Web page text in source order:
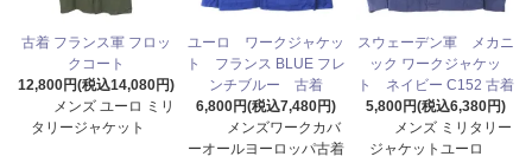
古着 フランス軍 フロッ
クコート
12,800円(税込14,080円)
メンズ ユーロ ミリ
タリージャケット
ユーロ ワークジャケッ
ト フランス BLUE フレ
ンチブルー 古着
6,800円(税込7,480円)
メンズワークカバ
ーオールヨーロッパ古着
スウェーデン軍 メカニ
ック ワークジャケッ
ト ネイビー C152 古着
5,800円(税込6,380円)
メンズ ミリタリー
ジャケットユーロ